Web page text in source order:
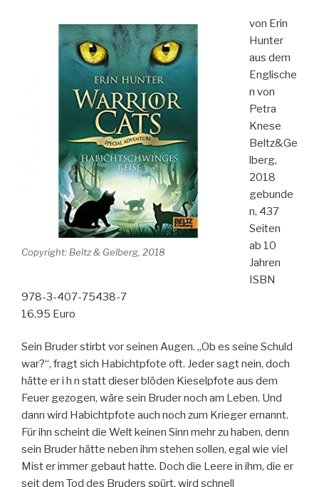
Copyright: Beltz & Gelberg, 2018
von Erin
Hunter
aus dem
Englische
n von
Petra
Knese
Beltz&Ge
lberg,
2018
gebunde
n, 437
Seiten
ab 10
Jahren
ISBN
978-3-407-75438-7
16,95 Euro
Sein Bruder stirbt vor seinen Augen. „Ob es seine Schuld
war?“, fragt sich Habichtpfote oft. Jeder sagt nein, doch
hätte er i h n statt dieser blöden Kieselpfote aus dem
Feuer gezogen, wäre sein Bruder noch am Leben. Und
dann wird Habichtpfote auch noch zum Krieger ernannt.
Für ihn scheint die Welt keinen Sinn mehr zu haben, denn
sein Bruder hätte neben ihm stehen sollen, egal wie viel
Mist er immer gebaut hatte. Doch die Leere in ihm, die er
seit dem Tod des Bruders spürt, wird schnell